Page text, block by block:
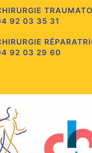
92 03 35 31
92 03 29 60